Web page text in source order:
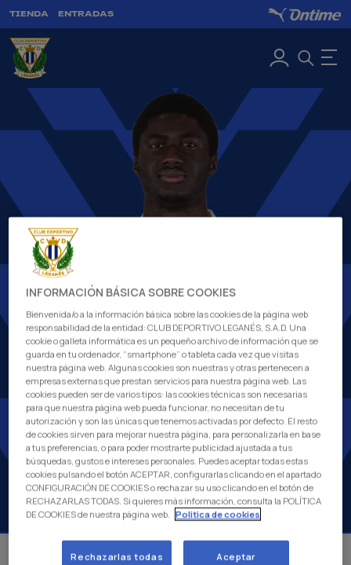
TIENDA ENTRADAS
INFORMACIÓN BÁSICA SOBRE COOKIES
Bienvenida/o a la información básica sobre las cookies de la página web
responsabilidad de la entidad: CLUB DEPORTIVO LEGANÉS, S.A.D. Una
cookie o galleta informática es un pequeño archivo de información que se
guarda en tu ordenador, “smartphone” o tableta cada vez que visitas
nuestra página web. Algunas cookies son nuestras y otras pertenecen a
empresas externas que prestan servicios para nuestra página web. Las
cookies pueden ser de varios tipos: las cookies técnicas son necesarias
para que nuestra página web pueda funcionar, no necesitan de tu
autorización y son las únicas que tenemos activadas por defecto. El resto
de cookies sirven para mejorar nuestra página, para personalizarla en base
a tus preferencias, o para poder mostrarte publicidad ajustada a tus
búsquedas, gustos e intereses personales. Puedes aceptar todas estas
cookies pulsando el botón ACEPTAR, configurarlas clicando en el apartado
CONFIGURACIÓN DE COOKIES o rechazar su uso clicando en el botón de
RECHAZARLAS TODAS. Si quieres más información, consulta la POLÍTICA
DE COOKIES de nuestra página web. Politica de cookies
Rechazarlas todas Aceptar